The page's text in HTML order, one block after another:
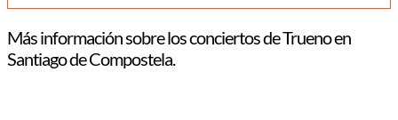
Más información sobre los conciertos de Trueno en
Santiago de Compostela.